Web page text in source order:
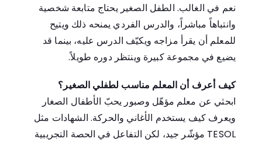
نعم في الغالب. الطفل الصغير يحتاج متابعة شخصية
وانتباهاً مباشراً، والدرس الفردي يمنحه ذلك ويتيح
للمعلم أن يقرأ مزاجه ويكيّف الدرس عليه، بينما قد
يضيع في مجموعة كبيرة وينتظر دوره طويلاً.
كيف أعرف أن المعلم مناسب لطفلي الصغير؟
ابحثي عن معلم مؤهّل وصبور يحبّ الأطفال الصغار
ويعرف كيف يستخدم الأغاني والحركة. الشهادات مثل
TESOL مؤشّر جيد، لكن التفاعل في الحصة التجريبية